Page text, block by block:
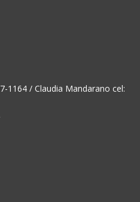
1164 / Claudia Mandarano cel: